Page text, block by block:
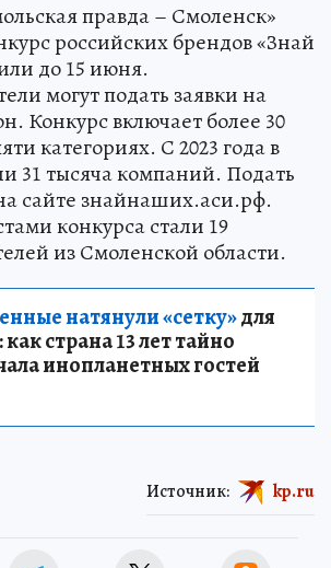
правда – Смоленск»
российских брендов «Знай
до 15 июня.
могут подать заявки на
Конкурс включает более 30
категориях. С 2023 года в
31 тысяча компаний. Подать
сайте знайнаших.аси.рф.
конкурса стали 19
из Смоленской области.
натянули «сетку»для
страна 13 лет тайно
инопланетных гостей
Источник: kp.ru